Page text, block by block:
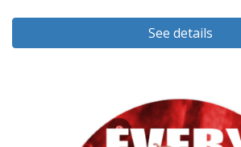
See details